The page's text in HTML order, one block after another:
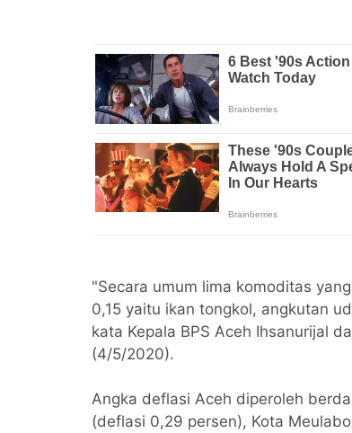
"Secara umum lima komoditas
0,15 yaitu ikan tongkol, angkutan
kata Kepala BPS Aceh Ihsanurijal
(4/5/2020).
Angka deflasi Aceh diperoleh
(deflasi 0,29 persen), Kota